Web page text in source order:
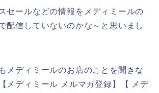
セールなどの情報をメディミールの
配信していないのかな～と思いまし
メディミールのお店のことを聞きな
メディミール メルマガ登録】【 メデ